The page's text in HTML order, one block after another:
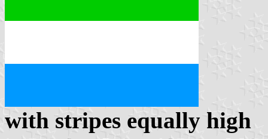
with stripes equally high